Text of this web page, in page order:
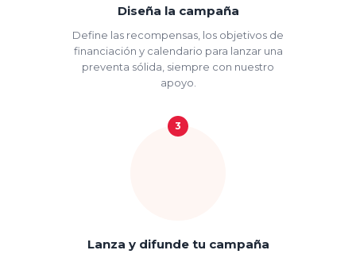
Diseña la campaña
Define las recompensas, los objetivos de
financiación y calendario para lanzar una
preventa sólida, siempre con nuestro
apoyo.
3
Lanza y difunde tu campaña